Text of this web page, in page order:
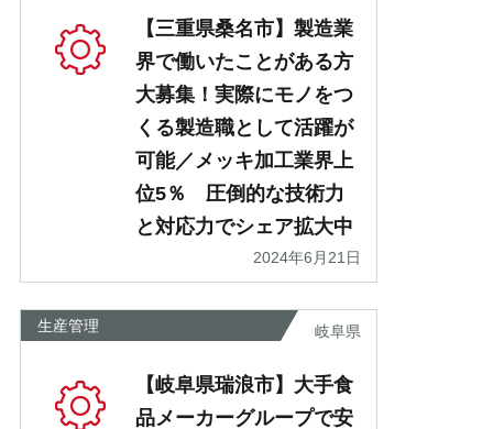
【三重県桑名市】製造業
界で働いたことがある方
大募集！実際にモノをつ
くる製造職として活躍が
可能／メッキ加工業界上
位5％ 圧倒的な技術力
と対応力でシェア拡大中
2024年6月21日
生産管理 岐阜県
【岐阜県瑞浪市】大手食
品メーカーグループで安